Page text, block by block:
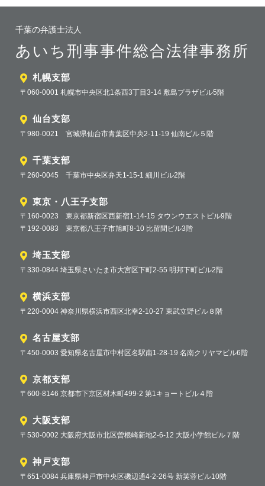
千葉の弁護士法人
あいち刑事事件総合法律事務所
札幌支部
〒060-0001 札幌市中央区北1条西3丁目3-14 敷島プラザビル5階
仙台支部
〒980-0021 宮城県仙台市青葉区中央2-11-19 仙南ビル５階
千葉支部
〒260-0045 千葉市中央区弁天1-15-1 細川ビル2階
東京・八王子支部
〒160-0023 東京都新宿区西新宿1-14-15 タウンウエストビル9階
〒192-0083 東京都八王子市旭町8-10 比留間ビル3階
埼玉支部
〒330-0844 埼玉県さいたま市大宮区下町2-55 明邦下町ビル2階
横浜支部
〒220-0004 神奈川県横浜市西区北幸2-10-27 東武立野ビル８階
名古屋支部
〒450-0003 愛知県名古屋市中村区名駅南1-28-19 名南クリヤマビル6階
京都支部
〒600-8146 京都市下京区材木町499-2 第1キョートビル４階
大阪支部
〒530-0002 大阪府大阪市北区曽根崎新地2-6-12 大阪小学館ビル７階
神戸支部
〒651-0084 兵庫県神戸市中央区磯辺通4-2-26号 新芙蓉ビル10階